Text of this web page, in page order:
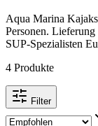
Aqua Marina
Personen.
SUP-Spezialisten
4 Produkte
Filter